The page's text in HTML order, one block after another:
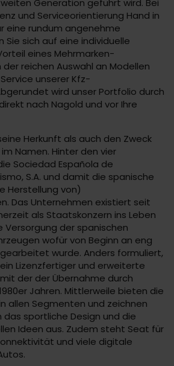
und Serviceorientierung Hand in
eine rundum angenehme
Sie sich auf eine individuelle
eines Mehrmarken-
reichen Auswahl an Modellen
unserer Kfz-
wird unser Portfolio durch
nach Nagold und vor Ihre
Herkunft als auch den Zweck
Namen. Hinter den vier
Sociedad Española de
S.A. und damit die spanische
Herstellung von)
Das Unternehmen existiert seit
als Staatskonzern ins Leben
Versorgung der spanischen
wofür von Beginn an eng
wurde. Anders formuliert,
Lizenzfertiger und erweiterte
der der Übernahme durch
Jahren. Mittlerweile bieten die
allen Segmenten und zeichnen
das sportliche Design und die
Ideen aus. Zudem steht Seat für
und viele digitale